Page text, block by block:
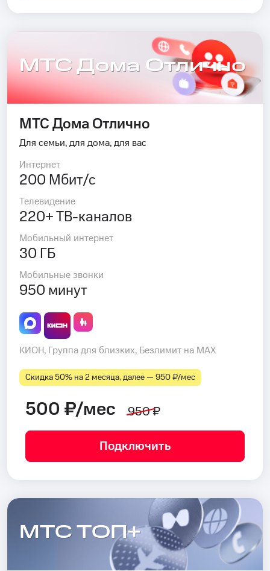
МТС Дома Отлично
МТС Дома Отлично
Для семьи, для дома, для вас
Интернет
200 Мбит/с
Телевидение
220+ ТВ-каналов
Мобильный интернет
30 ГБ
Мобильные звонки
950 минут
КИОН, Группа для близких, Безлимит на MAX
Скидка 50% на 2 месяца, далее — 950 ₽⁠/⁠мес
500 ₽/мес 950 ₽
Подключить
МТС ТОП+